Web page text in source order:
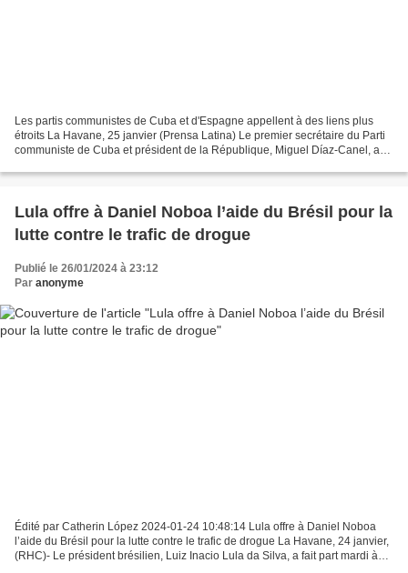
Les partis communistes de Cuba et d'Espagne appellent à des liens plus
étroits La Havane, 25 janvier (Prensa Latina) Le premier secrétaire du Parti
communiste de Cuba et président de la République, Miguel Díaz-Canel, a
Lula offre à Daniel Noboa l’aide du Brésil pour la
lutte contre le trafic de drogue
Publié le 26/01/2024 à 23:12
Par anonyme
Édité par Catherin López 2024-01-24 10:48:14 Lula offre à Daniel Noboa
l’aide du Brésil pour la lutte contre le trafic de drogue La Havane, 24 janvier,
(RHC)- Le président brésilien, Luiz Inacio Lula da Silva, a fait part mardi à